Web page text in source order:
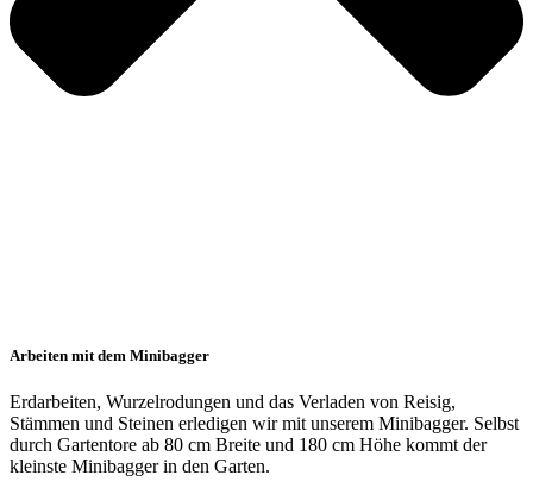
Arbeiten mit dem Minibagger
Erdarbeiten, Wurzelrodungen und das Verladen von Reisig,
Stämmen und Steinen erledigen wir mit unserem Minibagger. Selbst
durch Gartentore ab 80 cm Breite und 180 cm Höhe kommt der
kleinste Minibagger in den Garten.